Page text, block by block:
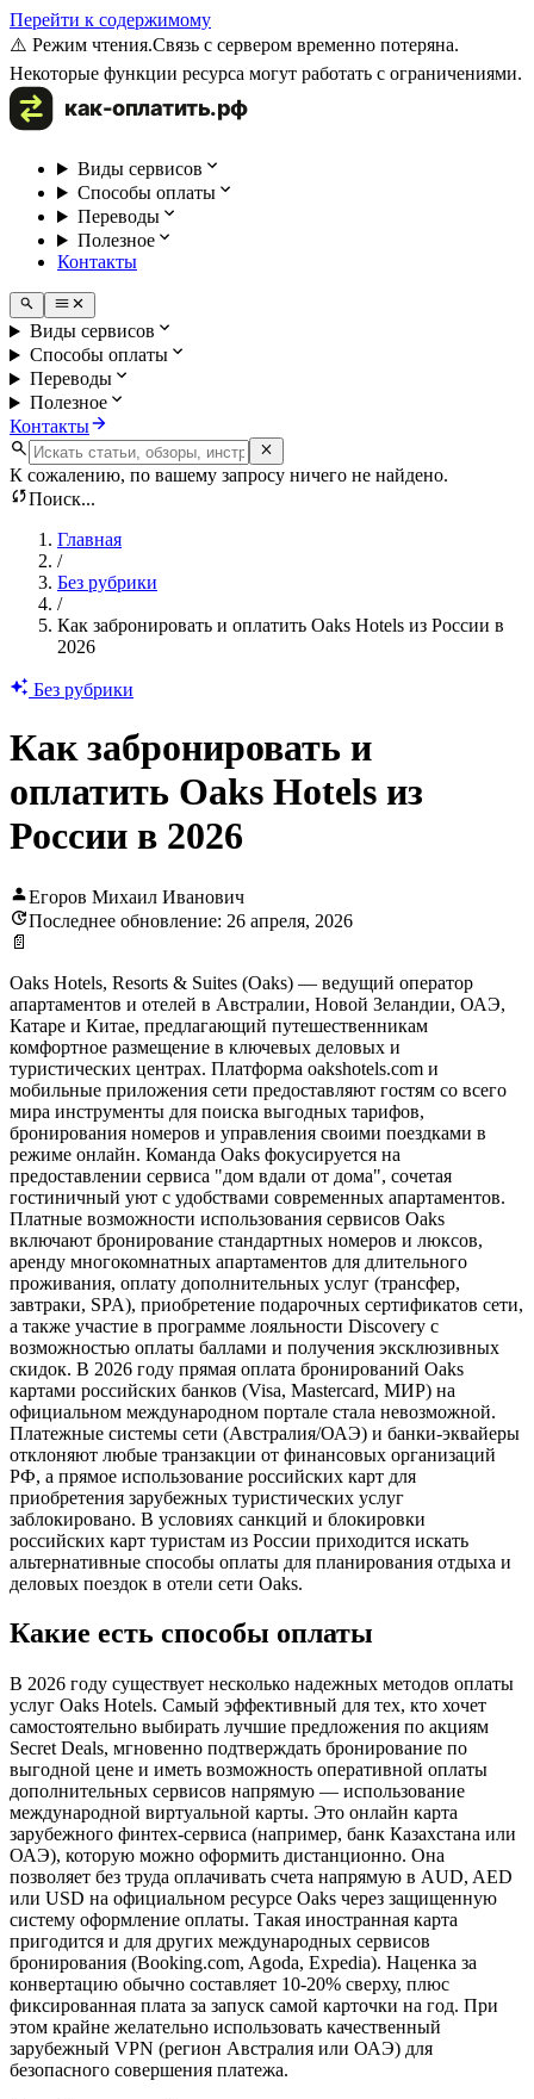
Перейти к содержимому
⚠️ Режим чтения.Связь с сервером временно потеряна.
Некоторые функции ресурса могут работать с ограничениями.
Виды сервисов
Способы оплаты
Переводы
Полезное
Контакты
Виды сервисов
Способы оплаты
Переводы
Полезное
Контакты
К сожалению, по вашему запросу ничего не найдено.
Поиск...
Главная
/
Без рубрики
/
Как забронировать и оплатить Oaks Hotels из России в
2026
Без рубрики
Как забронировать и
оплатить Oaks Hotels из
России в 2026
Егоров Михаил Иванович
Последнее обновление: 26 апреля, 2026
📄
Oaks Hotels, Resorts & Suites (Oaks) — ведущий оператор
апартаментов и отелей в Австралии, Новой Зеландии, ОАЭ,
Катаре и Китае, предлагающий путешественникам
комфортное размещение в ключевых деловых и
туристических центрах. Платформа oakshotels.com и
мобильные приложения сети предоставляют гостям со всего
мира инструменты для поиска выгодных тарифов,
бронирования номеров и управления своими поездками в
режиме онлайн. Команда Oaks фокусируется на
предоставлении сервиса "дом вдали от дома", сочетая
гостиничный уют с удобствами современных апартаментов.
Платные возможности использования сервисов Oaks
включают бронирование стандартных номеров и люксов,
аренду многокомнатных апартаментов для длительного
проживания, оплату дополнительных услуг (трансфер,
завтраки, SPA), приобретение подарочных сертификатов сети,
а также участие в программе лояльности Discovery с
возможностью оплаты баллами и получения эксклюзивных
скидок. В 2026 году прямая оплата бронирований Oaks
картами российских банков (Visa, Mastercard, МИР) на
официальном международном портале стала невозможной.
Платежные системы сети (Австралия/ОАЭ) и банки-эквайеры
отклоняют любые транзакции от финансовых организаций
РФ, а прямое использование российских карт для
приобретения зарубежных туристических услуг
заблокировано. В условиях санкций и блокировки
российских карт туристам из России приходится искать
альтернативные способы оплаты для планирования отдыха и
деловых поездок в отели сети Oaks.
Какие есть способы оплаты
В 2026 году существует несколько надежных методов оплаты
услуг Oaks Hotels. Самый эффективный для тех, кто хочет
самостоятельно выбирать лучшие предложения по акциям
Secret Deals, мгновенно подтверждать бронирование по
выгодной цене и иметь возможность оперативной оплаты
дополнительных сервисов напрямую — использование
международной виртуальной карты. Это онлайн карта
зарубежного финтех-сервиса (например, банк Казахстана или
ОАЭ), которую можно оформить дистанционно. Она
позволяет без труда оплачивать счета напрямую в AUD, AED
или USD на официальном ресурсе Oaks через защищенную
систему оформление оплаты. Такая иностранная карта
пригодится и для других международных сервисов
бронирования (Booking.com, Agoda, Expedia). Наценка за
конвертацию обычно составляет 10-20% сверху, плюс
фиксированная плата за запуск самой карточки на год. При
этом крайне желательно использовать качественный
зарубежный VPN (регион Австралия или ОАЭ) для
безопасного совершения платежа.